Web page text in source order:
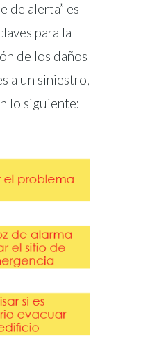
de alerta” es
para la
de los daños
a un siniestro,
lo siguiente: